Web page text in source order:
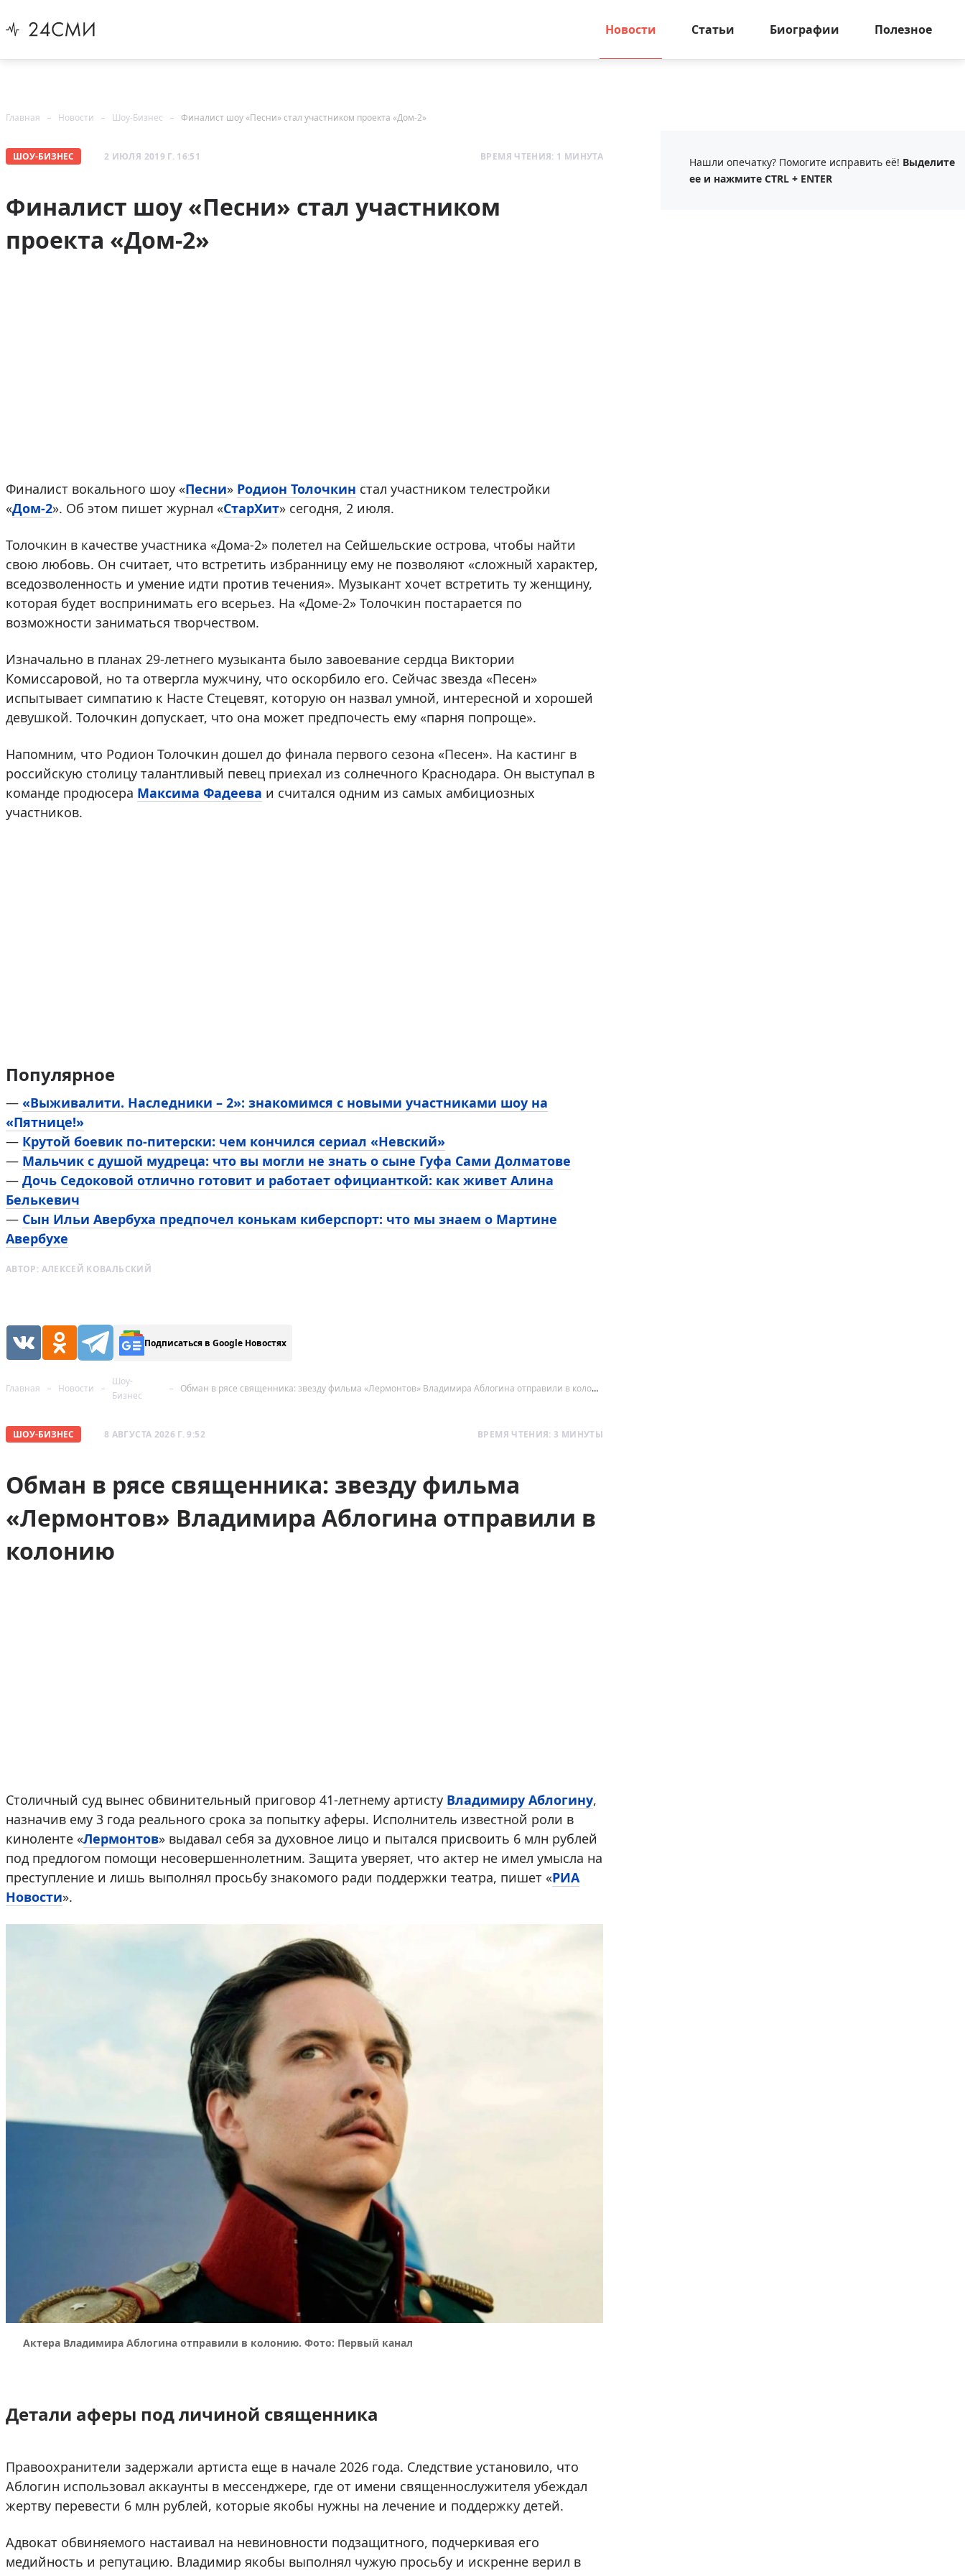
Новости Статьи Биографии Полезное
Главная Новости Шоу-Бизнес Финалист шоу «Песни» стал участником проекта «Дом-2»
ШОУ-БИЗНЕС 2 ИЮЛЯ 2019 Г. 16:51 ВРЕМЯ ЧТЕНИЯ: 1 МИНУТА
Финалист шоу «Песни» стал участником
проекта «Дом-2»
Финалист вокального шоу «Песни» Родион Толочкин стал участником телестройки
«Дом-2». Об этом пишет журнал «СтарХит» сегодня, 2 июля.
Толочкин в качестве участника «Дома-2» полетел на Сейшельские острова, чтобы найти
свою любовь. Он считает, что встретить избранницу ему не позволяют «сложный характер,
вседозволенность и умение идти против течения». Музыкант хочет встретить ту женщину,
которая будет воспринимать его всерьез. На «Доме-2» Толочкин постарается по
возможности заниматься творчеством.
Изначально в планах 29-летнего музыканта было завоевание сердца Виктории
Комиссаровой, но та отвергла мужчину, что оскорбило его. Сейчас звезда «Песен»
испытывает симпатию к Насте Стецевят, которую он назвал умной, интересной и хорошей
девушкой. Толочкин допускает, что она может предпочесть ему «парня попроще».
Напомним, что Родион Толочкин дошел до финала первого сезона «Песен». На кастинг в
российскую столицу талантливый певец приехал из солнечного Краснодара. Он выступал в
команде продюсера Максима Фадеева и считался одним из самых амбициозных
участников.
Популярное
— «Выживалити. Наследники – 2»: знакомимся с новыми участниками шоу на
«Пятнице!»
— Крутой боевик по-питерски: чем кончился сериал «Невский»
— Мальчик с душой мудреца: что вы могли не знать о сыне Гуфа Сами Долматове
— Дочь Седоковой отлично готовит и работает официанткой: как живет Алина
Белькевич
— Сын Ильи Авербуха предпочел конькам киберспорт: что мы знаем о Мартине
Авербухе
АВТОР: АЛЕКСЕЙ КОВАЛЬСКИЙ
Подписаться в Google Новостях
Главная Новости
Шоу-
Бизнес
Обман в рясе священника: звезду фильма «Лермонтов» Владимира Аблогина отправили в колонию
ШОУ-БИЗНЕС 8 АВГУСТА 2026 Г. 9:52 ВРЕМЯ ЧТЕНИЯ: 3 МИНУТЫ
Обман в рясе священника: звезду фильма
«Лермонтов» Владимира Аблогина отправили в
колонию
Столичный суд вынес обвинительный приговор 41-летнему артисту Владимиру Аблогину,
назначив ему 3 года реального срока за попытку аферы. Исполнитель известной роли в
киноленте «Лермонтов» выдавал себя за духовное лицо и пытался присвоить 6 млн рублей
под предлогом помощи несовершеннолетним. Защита уверяет, что актер не имел умысла на
преступление и лишь выполнял просьбу знакомого ради поддержки театра, пишет «РИА
Новости».
Актера Владимира Аблогина отправили в колонию. Фото: Первый канал
Детали аферы под личиной священника
Правоохранители задержали артиста еще в начале 2026 года. Следствие установило, что
Аблогин использовал аккаунты в мессенджере, где от имени священнослужителя убеждал
жертву перевести 6 млн рублей, которые якобы нужны на лечение и поддержку детей.
Адвокат обвиняемого настаивал на невиновности подзащитного, подчеркивая его
медийность и репутацию. Владимир якобы выполнял чужую просьбу и искренне верил в
Нашли опечатку? Помогите исправить её! Выделите
ее и нажмите CTRL + ENTER